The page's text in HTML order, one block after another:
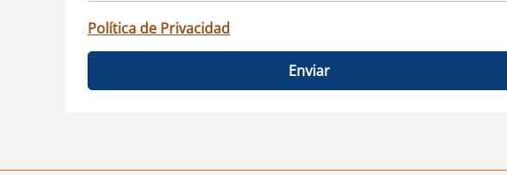
Política de Privacidad
Enviar